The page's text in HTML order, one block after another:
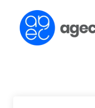
contenido